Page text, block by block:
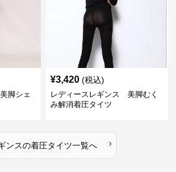
脚シェ
¥3,420 (税込)
レディースレギンス 美脚むく
み解消着圧タイツ
ンスの着圧タイツ一覧へ ›